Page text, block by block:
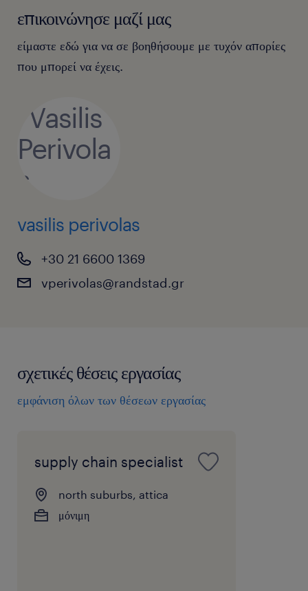
επικοινώνησε μαζί μας
είμαστε εδώ για να σε βοηθήσουμε με τυχόν απορίες
που μπορεί να έχεις.
vasilis perivolas
+30 21 6600 1369
vperivolas@randstad.gr
σχετικές θέσεις εργασίας
εμφάνιση όλων των θέσεων εργασίας
supply chain specialist
north suburbs, attica
μόνιμη